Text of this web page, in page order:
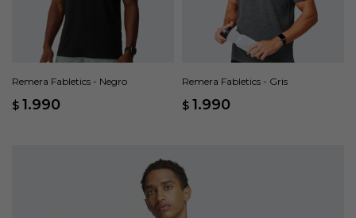
Remera Fabletics - Negro
$ 1.990
Remera Fabletics - Gris
$ 1.990